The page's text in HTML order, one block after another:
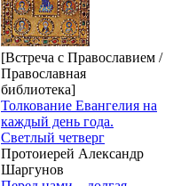
[Встреча с Православием /
Православная
библиотека]
Толкование Евангелия на
каждый день года.
Светлый четверг
Протоиерей Александр
Шаргунов